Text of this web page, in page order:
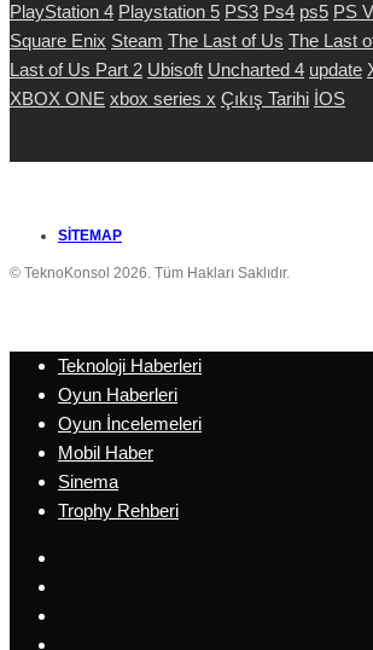
PlayStation 4 Playstation 5 PS3 Ps4 ps5 PS
Square Enix Steam The Last of Us The Last
Last of Us Part 2 Ubisoft Uncharted 4 update
XBOX ONE xbox series x Çıkış Tarihi İOS
SITEMAP
© TeknoKonsol 2026. Tüm Hakları Saklıdır.
Teknoloji Haberleri
Oyun Haberleri
Oyun İncelemeleri
Mobil Haber
Sinema
Trophy Rehberi